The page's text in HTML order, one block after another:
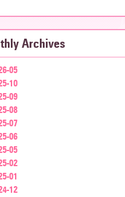
Archives
05
10
09
08
07
06
05
02
01
12